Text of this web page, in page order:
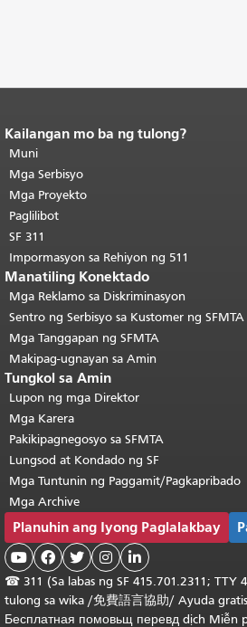
Katapusan ng nilalaman ng
pahina.
pahinang ito ay nauulit sa bawat
pahina.Bumalik sa tuktok ng
pangunahing nilalaman
Kailangan mo ba ng tulong?
Muni
Mga Serbisyo
Mga Proyekto
Paglilibot
SF 311
Impormasyon sa Rehiyon ng 511
Manatiling Konektado
Mga Reklamo sa Diskriminasyon
Sentro ng Serbisyo sa Kustomer ng SFMTA
Mga Tanggapan ng SFMTA
Makipag-ugnayan sa Amin
Tungkol sa Amin
Lupon ng mga Direktor
Mga Karera
Pakikipagnegosyo sa SFMTA
Lungsod at Kondado ng SF
Mga Tuntunin ng Paggamit/Pagkapribado
Mga Archive
Planuhin ang Iyong Paglalakbay
    
☎ 311 (Sa labas ng SF 415.701.2311; TTY
tulong sa wika /免費語言協助/ Ayuda
Бесплатная помовьщ перевд dịch Miễn